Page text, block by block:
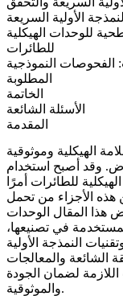
للوحدات الهيكلية
للطائرات
النموذجية
المطلوبة
الخاتمة
الأسئلة الشائعة
المقدمة
الهيكلية وموثوقية
وقد أصبح استخدام
للطائرات أمرًا
هذه الأجزاء من تحمل
هذا المقال الوحدات
في تصنيعها،
النمذجة الأولية
الشائعة و المعالجات
اللازمة لضمان الجودة
والموثوقية.